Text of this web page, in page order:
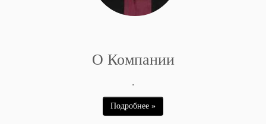
О Компании
.
Подробнее »